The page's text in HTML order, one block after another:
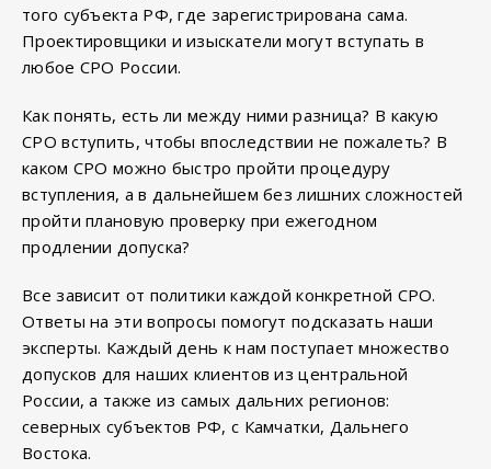
того субъекта РФ, где зарегистрирована сама.
Проектировщики и изыскатели могут вступать в
любое СРО России.
Как понять, есть ли между ними разница? В какую
СРО вступить, чтобы впоследствии не пожалеть? В
каком СРО можно быстро пройти процедуру
вступления, а в дальнейшем без лишних сложностей
пройти плановую проверку при ежегодном
продлении допуска?
Все зависит от политики каждой конкретной СРО.
Ответы на эти вопросы помогут подсказать наши
эксперты. Каждый день к нам поступает множество
допусков для наших клиентов из центральной
России, а также из самых дальних регионов:
северных субъектов РФ, с Камчатки, Дальнего
Востока.